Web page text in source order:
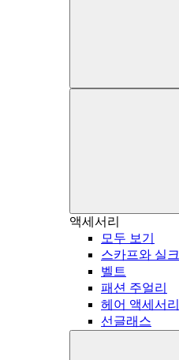
액세서리
모두 보기
스카프와 실크
벨트
패션 주얼리
헤어 액세서리
선글래스